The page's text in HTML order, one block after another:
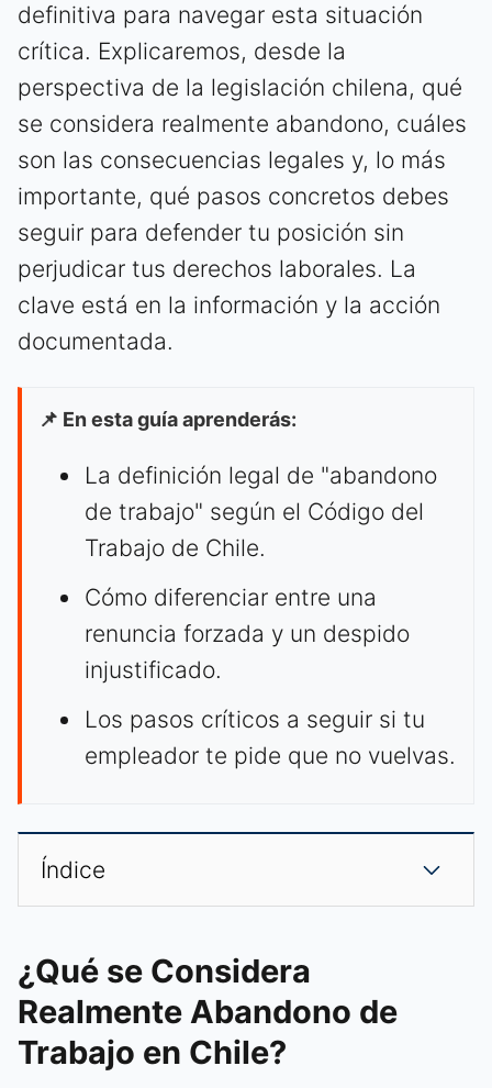
definitiva para navegar esta situación
crítica. Explicaremos, desde la
perspectiva de la legislación chilena, qué
se considera realmente abandono, cuáles
son las consecuencias legales y, lo más
importante, qué pasos concretos debes
seguir para defender tu posición sin
perjudicar tus derechos laborales. La
clave está en la información y la acción
documentada.
📌 En esta guía aprenderás:
La definición legal de "abandono
de trabajo" según el Código del
Trabajo de Chile.
Cómo diferenciar entre una
renuncia forzada y un despido
injustificado.
Los pasos críticos a seguir si tu
empleador te pide que no vuelvas.
Índice
¿Qué se Considera
Realmente Abandono de
Trabajo en Chile?